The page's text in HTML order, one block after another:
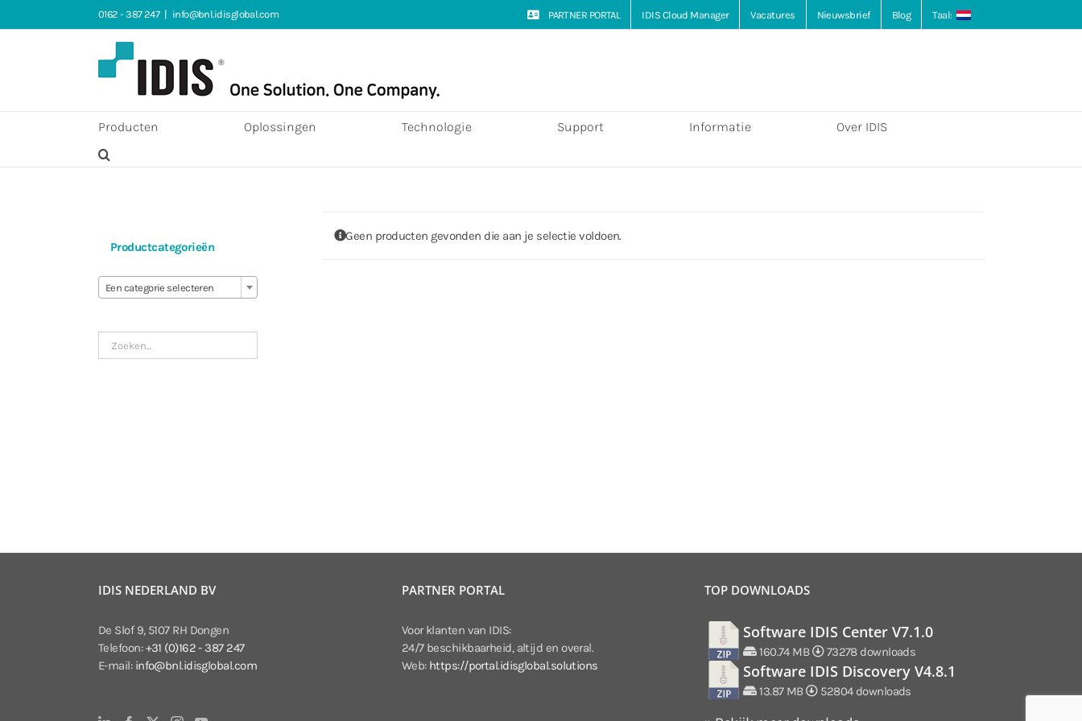
naar
0162 - 387 247 | info@bnl.idisglobal.com PARTNER PORTAL IDIS Cloud Manager Vacatures Nieuwsbrief Blog Taal:
Producten Oplossingen Technologie Support Informatie Over IDIS
Geen producten gevonden die aan je selectie voldoen.
Productcategorieën
Een categorie selecteren
IDIS NEDERLAND BV
De Slof 9, 5107 RH Dongen
Telefoon:+31 (0)162 - 387 247
E-mail: info@bnl.idisglobal.com
PARTNER PORTAL
Voor klanten van IDIS:
24/7 beschikbaarheid, altijd en overal.
Web: https://portal.idisglobal.solutions
TOP DOWNLOADS
Software IDIS Center V7.1.0
160.74 MB 73278 downloads
Software IDIS Discovery V4.8.1
13.87 MB 52804 downloads